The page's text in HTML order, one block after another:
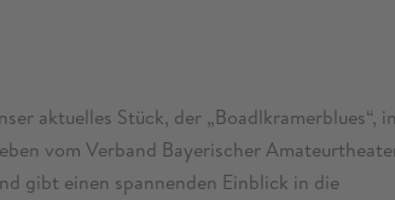
aktuelles Stück, der „Boadlkramerblues“,
vom Verband Bayerischer
gibt einen spannenden Einblick in die